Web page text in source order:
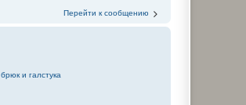
Перейти к сообщению
и галстука